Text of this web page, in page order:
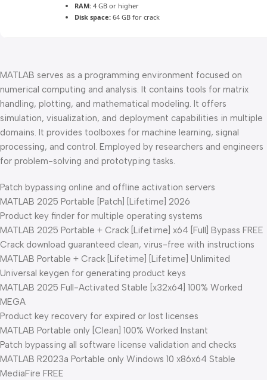
RAM: 4 GB or higher
Disk space: 64 GB for crack
MATLAB serves as a programming environment focused on
numerical computing and analysis. It contains tools for matrix
handling, plotting, and mathematical modeling. It offers
simulation, visualization, and deployment capabilities in multiple
domains. It provides toolboxes for machine learning, signal
processing, and control. Employed by researchers and engineers
for problem-solving and prototyping tasks.
Patch bypassing online and offline activation servers
MATLAB 2025 Portable [Patch] [Lifetime] 2026
Product key finder for multiple operating systems
MATLAB 2025 Portable + Crack [Lifetime] x64 [Full] Bypass FREE
Crack download guaranteed clean, virus-free with instructions
MATLAB Portable + Crack [Lifetime] [Lifetime] Unlimited
Universal keygen for generating product keys
MATLAB 2025 Full-Activated Stable [x32x64] 100% Worked
MEGA
Product key recovery for expired or lost licenses
MATLAB Portable only [Clean] 100% Worked Instant
Patch bypassing all software license validation and checks
MATLAB R2023a Portable only Windows 10 x86x64 Stable
MediaFire FREE